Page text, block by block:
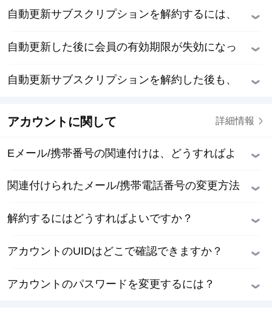
自動更新サブスクリプションを解約するには、
どうすればよいですか？
自動更新した後に会員の有効期限が失効になっ
たのはなぜでしょうか。
自動更新サブスクリプションを解約した後も、
アカウントに関して 詳細情報
Eメール/携帯番号の関連付けは、どうすればよ
いですか？
関連付けられたメール/携帯電話番号の変更方法
を教えてください。
解約するにはどうすればよいですか？
アカウントのUIDはどこで確認できますか？
アカウントのパスワードを変更するには？